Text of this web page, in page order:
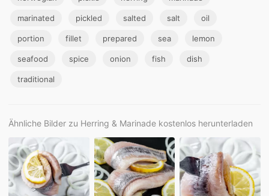
marinated pickled salted salt oil
portion fillet prepared sea lemon
seafood spice onion fish dish
traditional
Ähnliche Bilder zu Herring & Marinade kostenlos herunterladen